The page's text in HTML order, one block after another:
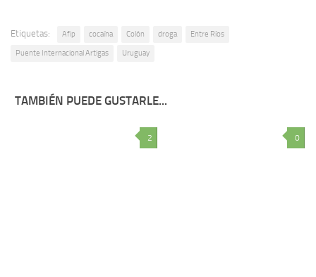
Etiquetas: Afip cocaína Colón droga Entre Ríos
Puente Internacional Artigas Uruguay
TAMBIÉN PUEDE GUSTARLE...
2 0